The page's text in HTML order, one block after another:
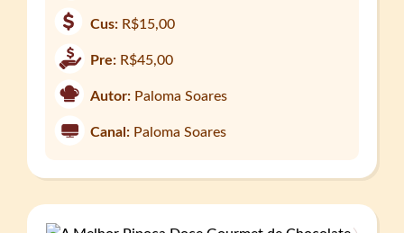
Cus: R$15,00
Pre: R$45,00
Autor: Paloma Soares
Canal: Paloma Soares